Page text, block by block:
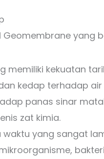
yang
kekuatan
kedap terhadap air
panas sinar
zat kimia.
yang sangat